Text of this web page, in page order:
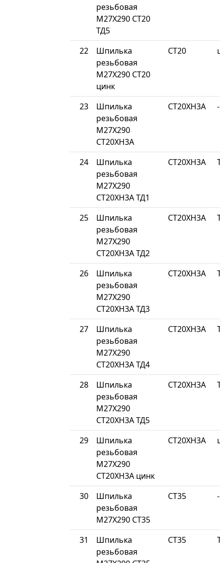
резьбовая
М27Х290 СТ20
ТД5
22
Шпилька
резьбовая
М27Х290 СТ20
цинк
СТ20
23
Шпилька
резьбовая
М27Х290
СТ20ХН3А
СТ20ХН3А -
24
Шпилька
резьбовая
М27Х290
СТ20ХН3А ТД1
СТ20ХН3А
25
Шпилька
резьбовая
М27Х290
СТ20ХН3А ТД2
СТ20ХН3А
26
Шпилька
резьбовая
М27Х290
СТ20ХН3А ТД3
СТ20ХН3А
27
Шпилька
резьбовая
М27Х290
СТ20ХН3А ТД4
СТ20ХН3А
28
Шпилька
резьбовая
М27Х290
СТ20ХН3А ТД5
СТ20ХН3А
29
Шпилька
резьбовая
М27Х290
СТ20ХН3А цинк
СТ20ХН3А
30
Шпилька
резьбовая
М27Х290 СТ35
СТ35 -
31
Шпилька
резьбовая
СТ35